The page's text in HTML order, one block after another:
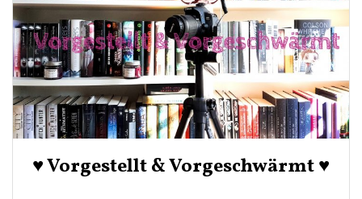
♥ Vorgestellt & Vorgeschwärmt ♥